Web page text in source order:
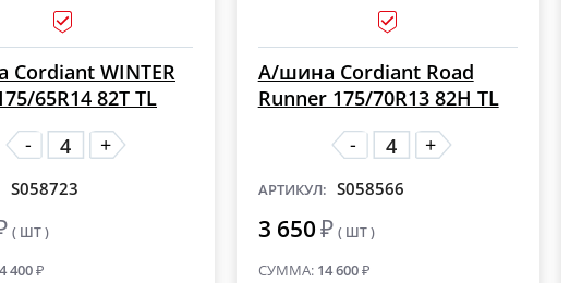
НА
IKON: гарантия и
шиномонтаж
WINTER
65R14 82T TL
-
+
S058723
( ШТ )
400₽
А/шина Cordiant Road
Runner 175/70R13 82H TL
-
+
АРТИКУЛ: S058566
3 650₽ ( ШТ )
СУММА: 14 600₽